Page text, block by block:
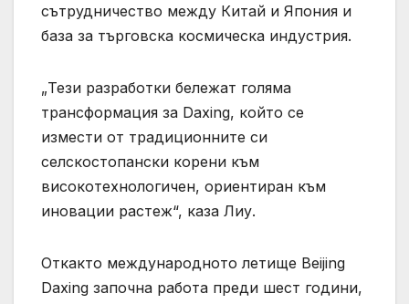
сътрудничество между Китай и Япония и
база за търговска космическа индустрия.
„Тези разработки бележат голяма
трансформация за Daxing, който се
измести от традиционните си
селскостопански корени към
високотехнологичен, ориентиран към
иновации растеж“, каза Лиу.
Откакто международното летище Beijing
Daxing започна работа преди шест години,